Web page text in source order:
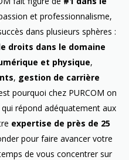
et professionnalisme,
dans plusieurs sphères :
droits dans le domaine
et physique,
, gestion de carrière
pourquoi chez PURCOM on
qui répond adéquatement aux
expertise de près de 25
pour faire avancer votre
de vous concentrer sur